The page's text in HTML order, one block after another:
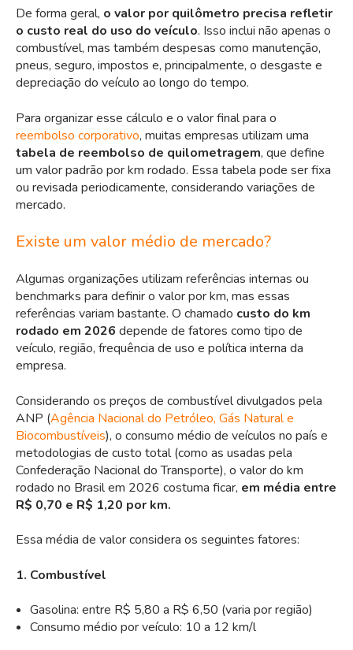
De forma geral, o valor por quilômetro precisa refletir
o custo real do uso do veículo. Isso inclui não apenas o
combustível, mas também despesas como manutenção,
pneus, seguro, impostos e, principalmente, o desgaste e
depreciação do veículo ao longo do tempo.
Para organizar esse cálculo e o valor final para o
reembolso corporativo, muitas empresas utilizam uma
tabela de reembolso de quilometragem, que define
um valor padrão por km rodado. Essa tabela pode ser fixa
ou revisada periodicamente, considerando variações de
mercado.
Existe um valor médio de mercado?
Algumas organizações utilizam referências internas ou
benchmarks para definir o valor por km, mas essas
referências variam bastante. O chamado custo do km
rodado em 2026 depende de fatores como tipo de
veículo, região, frequência de uso e política interna da
empresa.
Considerando os preços de combustível divulgados pela
ANP (Agência Nacional do Petróleo, Gás Natural e
Biocombustíveis), o consumo médio de veículos no país e
metodologias de custo total (como as usadas pela
Confederação Nacional do Transporte), o valor do km
rodado no Brasil em 2026 costuma ficar, em média entre
R$ 0,70 e R$ 1,20 por km.
Essa média de valor considera os seguintes fatores:
1. Combustível
Gasolina: entre R$ 5,80 a R$ 6,50 (varia por região)
Consumo médio por veículo: 10 a 12 km/l